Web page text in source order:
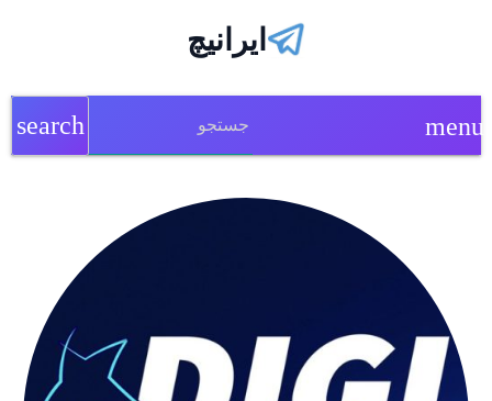
ایرانیچ
menu
search